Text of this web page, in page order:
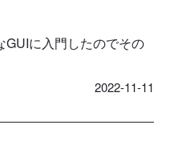
に入門したのでその
2022-11-11